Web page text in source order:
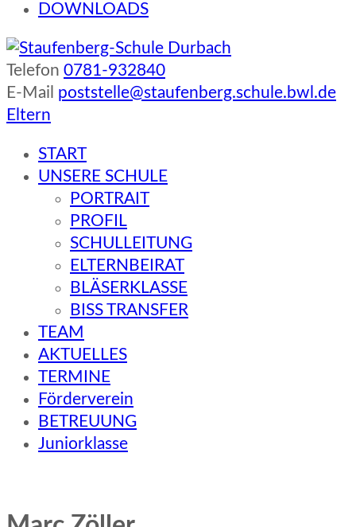
DOWNLOADS
Staufenberg-Schule Durbach
Telefon 0781-932840
E-Mail poststelle@staufenberg.schule.bwl.de
Eltern
START
UNSERE SCHULE
PORTRAIT
PROFIL
SCHULLEITUNG
ELTERNBEIRAT
BLÄSERKLASSE
BISS TRANSFER
TEAM
AKTUELLES
TERMINE
Förderverein
BETREUUNG
Juniorklasse